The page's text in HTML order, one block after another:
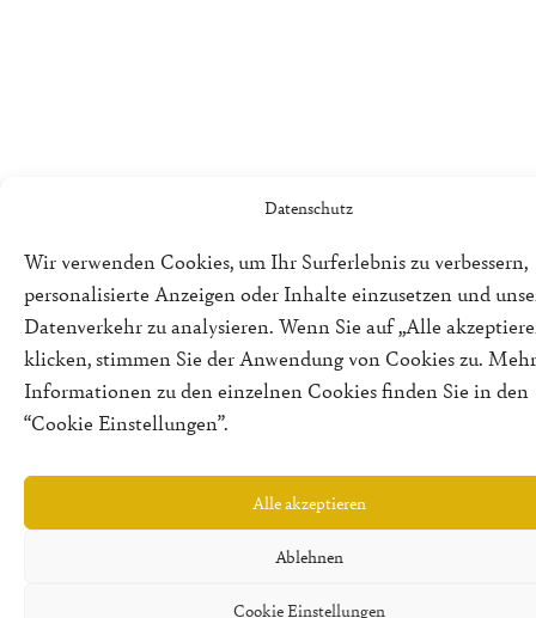
Datenschutz
Wir verwenden Cookies, um Ihr Surferlebnis zu verbessern,
personalisierte Anzeigen oder Inhalte einzusetzen und
Datenverkehr zu analysieren. Wenn Sie auf „Alle
klicken, stimmen Sie der Anwendung von Cookies zu. Mehr
Informationen zu den einzelnen Cookies finden Sie in den
“Cookie Einstellungen”.
Alle akzeptieren
Ablehnen
Cookie Einstellungen